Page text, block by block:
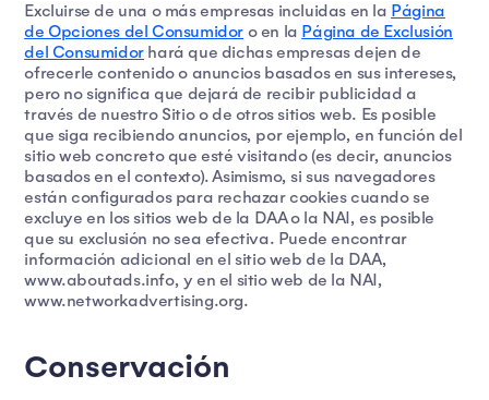
Excluirse de una o más empresas incluidas en la Página
de Opciones del Consumidor o en la Página de Exclusión
del Consumidorhará que dichas empresas dejen de
ofrecerle contenido o anuncios basados en sus intereses,
pero no significa que dejará de recibir publicidad a
través de nuestro Sitio o de otros sitios web. Es posible
que siga recibiendo anuncios, por ejemplo, en función del
sitio web concreto que esté visitando (es decir, anuncios
basados en el contexto). Asimismo, si sus navegadores
están configurados para rechazar cookies cuando se
excluye en los sitios web de la DAA o la NAI, es posible
que su exclusión no sea efectiva. Puede encontrar
información adicional en el sitio web de la DAA,
www.aboutads.info, y en el sitio web de la NAI,
www.networkadvertising.org.
Conservación